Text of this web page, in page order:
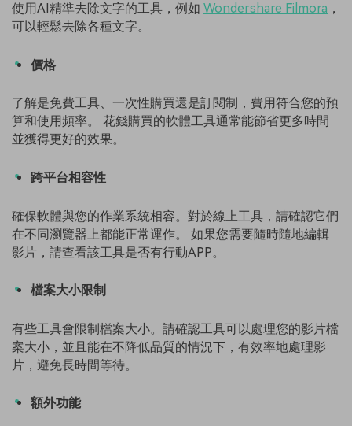
使用AI精準去除文字的工具，例如 Wondershare Filmora ，
可以輕鬆去除各種文字。
價格
了解是免費工具、一次性購買還是訂閱制，費用符合您的預
算和使用頻率。 花錢購買的軟體工具通常能節省更多時間
並獲得更好的效果。
跨平台相容性
確保軟體與您的作業系統相容。對於線上工具，請確認它們
在不同瀏覽器上都能正常運作。 如果您需要隨時隨地編輯
影片，請查看該工具是否有行動APP。
檔案大小限制
有些工具會限制檔案大小。請確認工具可以處理您的影片檔
案大小，並且能在不降低品質的情況下，有效率地處理影
片，避免長時間等待。
額外功能